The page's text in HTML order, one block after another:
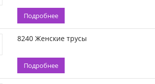
Подробнее
8240 Женские трусы
Подробнее